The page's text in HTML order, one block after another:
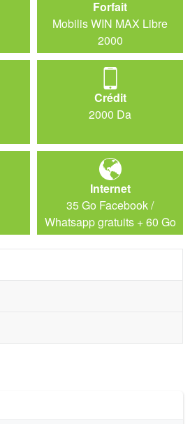
Forfait
Mobilis WIN MAX Libre
2000
Crédit
2000 Da
Internet
35 Go Facebook /
Whatsapp gratuits + 60 Go
de bienvenue valable 60